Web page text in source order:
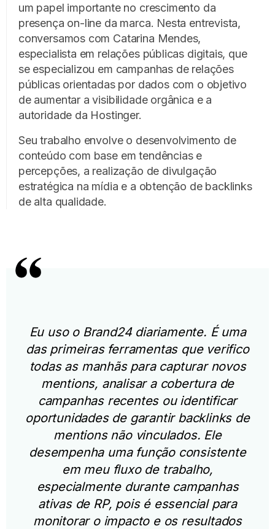
um papel importante no crescimento da
presença on-line da marca. Nesta entrevista,
conversamos com Catarina Mendes,
especialista em relações públicas digitais, que
se especializou em campanhas de relações
públicas orientadas por dados com o objetivo
de aumentar a visibilidade orgânica e a
autoridade da Hostinger.
Seu trabalho envolve o desenvolvimento de
conteúdo com base em tendências e
percepções, a realização de divulgação
estratégica na mídia e a obtenção de backlinks
de alta qualidade.
Eu uso o Brand24 diariamente. É uma
das primeiras ferramentas que verifico
todas as manhãs para capturar novos
mentions, analisar a cobertura de
campanhas recentes ou identificar
oportunidades de garantir backlinks de
mentions não vinculados. Ele
desempenha uma função consistente
em meu fluxo de trabalho,
especialmente durante campanhas
ativas de RP, pois é essencial para
monitorar o impacto e os resultados